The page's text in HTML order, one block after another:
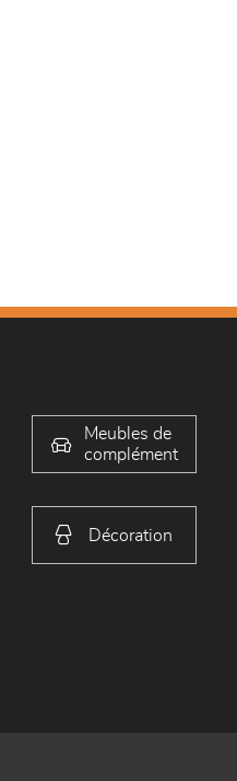
Meubles de
complément
Décoration